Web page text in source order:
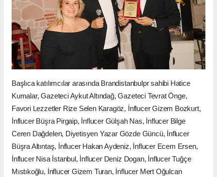
Başlıca katılımcılar arasında Brandistanbulpr sahibi Hatice
Kumalar, Gazeteci Aykut Altındağ, Gazeteci Tevrat Önge,
Favori Lezzetler Rize Selen Karagöz, İnflucer Gizem Bozkurt,
İnflucer Büşra Pirgaip, İnflucer Gülşah Nas, İnflucer Bilge
Ceren Dağdelen, Diyetisyen Yazar Gözde Güncü, İnflucer
Büşra Altıntaş, İnflucer Hakan Aydeniz, İnflucer Ecem Ersen,
İnflucer Nisa İstanbul, İnflucer Deniz Dogan, İnflucer Tuğçe
Mıstıkoğlu, İnflucer Gizem Turan, İnflucer Mert Oğulcan